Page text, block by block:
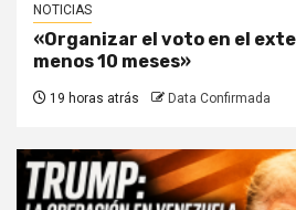
NOTICIAS
«Organizar el voto en el
menos 10 meses»
19 horas atrás Data Confirmada